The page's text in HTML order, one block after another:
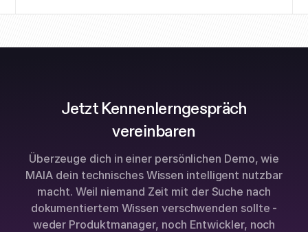
Jetzt Kennenlerngespräch
vereinbaren
Überzeuge dich in einer persönlichen Demo, wie
MAIA dein technisches Wissen intelligent nutzbar
macht. Weil niemand Zeit mit der Suche nach
dokumentiertem Wissen verschwenden sollte -
weder Produktmanager, noch Entwickler, noch